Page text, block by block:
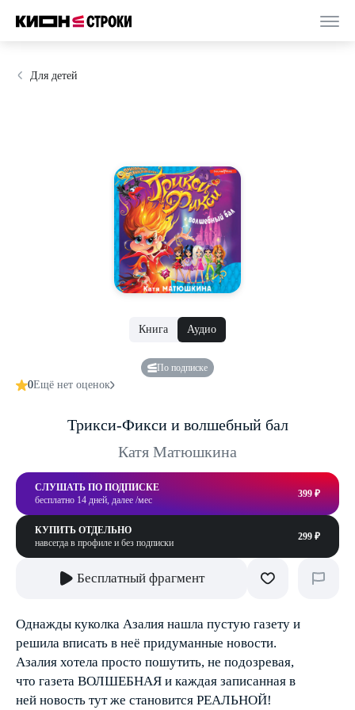
Для детей
Книга Аудио
По подписке
0Ещё нет оценок
Трикси-Фикси и волшебный бал
Катя Матюшкина
СЛУШАТЬ ПО ПОДПИСКЕ
бесплатно 14 дней, далее /мес
399 ₽
КУПИТЬ ОТДЕЛЬНО
навсегда в профиле и без подписки
299 ₽
Бесплатный фрагмент
Однажды куколка Азалия нашла пустую газету и
решила вписать в неё придуманные новости.
Азалия хотела просто пошутить, не подозревая,
что газета ВОЛШЕБНАЯ и каждая записанная в
ней новость тут же становится РЕАЛЬНОЙ!